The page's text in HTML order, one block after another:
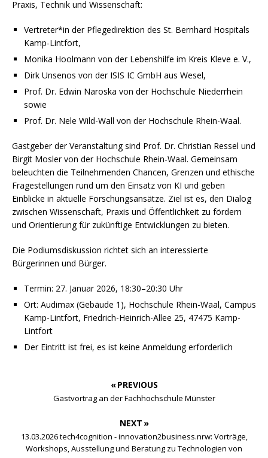
Praxis, Technik und Wissenschaft:
Vertreter*in der Pflegedirektion des St. Bernhard Hospitals
Kamp-Lintfort,
Monika Hoolmann von der Lebenshilfe im Kreis Kleve e. V.,
Dirk Unsenos von der ISIS IC GmbH aus Wesel,
Prof. Dr. Edwin Naroska von der Hochschule Niederrhein
sowie
Prof. Dr. Nele Wild-Wall von der Hochschule Rhein-Waal.
Gastgeber der Veranstaltung sind Prof. Dr. Christian Ressel und
Birgit Mosler von der Hochschule Rhein-Waal. Gemeinsam
beleuchten die Teilnehmenden Chancen, Grenzen und ethische
Fragestellungen rund um den Einsatz von KI und geben
Einblicke in aktuelle Forschungsansätze. Ziel ist es, den Dialog
zwischen Wissenschaft, Praxis und Öffentlichkeit zu fördern
und Orientierung für zukünftige Entwicklungen zu bieten.
Die Podiumsdiskussion richtet sich an interessierte
Bürgerinnen und Bürger.
Termin: 27. Januar 2026, 18:30–20:30 Uhr
Ort: Audimax (Gebäude 1), Hochschule Rhein-Waal, Campus
Kamp-Lintfort, Friedrich-Heinrich-Allee 25, 47475 Kamp-
Lintfort
Der Eintritt ist frei, es ist keine Anmeldung erforderlich
« PREVIOUS
Gastvortrag an der Fachhochschule Münster
NEXT »
13.03.2026 tech4cognition - innovation2business.nrw: Vorträge,
Workshops, Ausstellung und Beratung zu Technologien von